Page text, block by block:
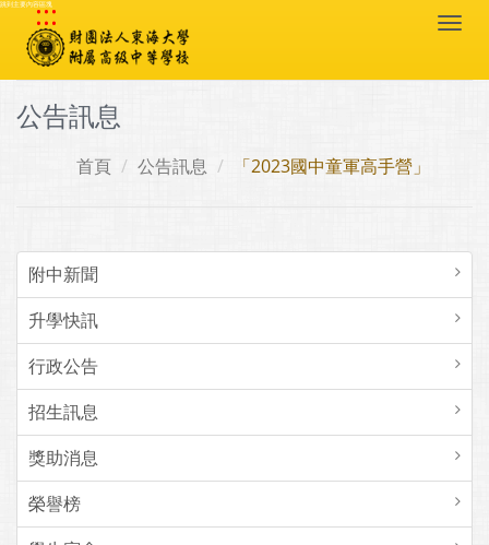
跳到主要內容區塊
:::
公告訊息
首頁 公告訊息 「2023國中童軍高手營」
附中新聞
升學快訊
行政公告
招生訊息
獎助消息
榮譽榜